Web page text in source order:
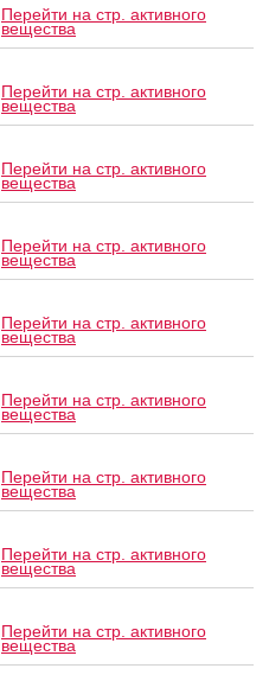
Перейти на стр. активного
вещества
Перейти на стр. активного
вещества
Перейти на стр. активного
вещества
Перейти на стр. активного
вещества
Перейти на стр. активного
вещества
Перейти на стр. активного
вещества
Перейти на стр. активного
вещества
Перейти на стр. активного
вещества
Перейти на стр. активного
вещества